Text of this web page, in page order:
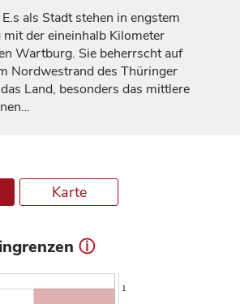
als Stadt stehen in engstem
der eineinhalb Kilometer
Wartburg. Sie beherrscht auf
Nordwestrand des Thüringer
Land, besonders das mittlere
Karte
ⓘ
1